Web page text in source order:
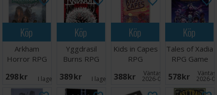
Köp
Arkham
Horror RPG
298 SEK I lager: 5
Köp
Yggdrasil
Burns RPG
389 SEK I lager: 1
Köp
Kids in Capes
RPG
388 SEK Väntas in:
2026-08-15
Köp
Tales of Xadia
RPG Game
Handbook
578 SEK 2026-